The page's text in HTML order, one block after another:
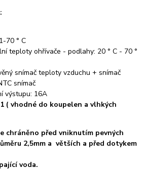
70 ° C
teploty ohřívače - podlahy: 20 ° C - 70 °
snímač teploty vzduchu + snímač
snímač
výstupu: 16A
( vhodné do koupelen a vlhkých
chráněno před vniknutím pevných
2,5mm a větších a před dotykem
kapající voda.